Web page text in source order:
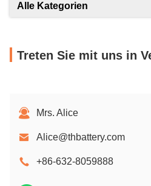
Alle Kategorien
Treten Sie mit uns in
Mrs. Alice
Alice@thbattery.com
+86-632-8059888